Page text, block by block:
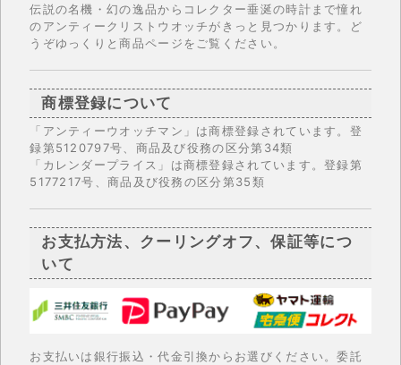
伝説の名機・幻の逸品からコレクター垂涎の時計まで憧れ
のアンティークリストウオッチがきっと見つかります。ど
うぞゆっくりと商品ページをご覧ください。
商標登録について
「アンティーウオッチマン」は商標登録されています。登
録第5120797号、商品及び役務の区分第34類
「カレンダープライス」は商標登録されています。登録第
5177217号、商品及び役務の区分第35類
お支払方法、クーリングオフ、保証等につ
いて
お支払いは銀行振込・代金引換からお選びください。委託